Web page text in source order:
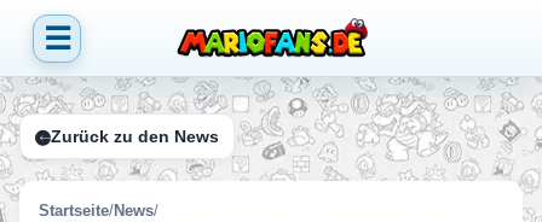
☰
Zurück zu den News
Startseite/News/